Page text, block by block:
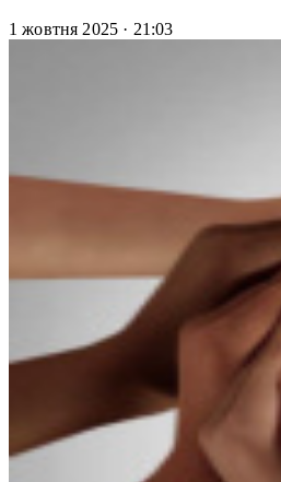
1 жовтня 2025 · 21:03